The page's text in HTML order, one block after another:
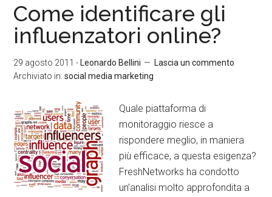
Come identificare gli
influenzatori online?
29 agosto 2011 - Leonardo Bellini
Lascia un commento
Archiviato in:social media marketing
Quale piattaforma di
monitoraggio riesce a
rispondere meglio, in maniera
più efficace, a questa esigenza?
FreshNetworks ha condotto
un’analisi molto approfondita a